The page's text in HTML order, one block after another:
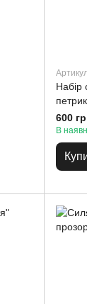
Набір
(БН-
600
В